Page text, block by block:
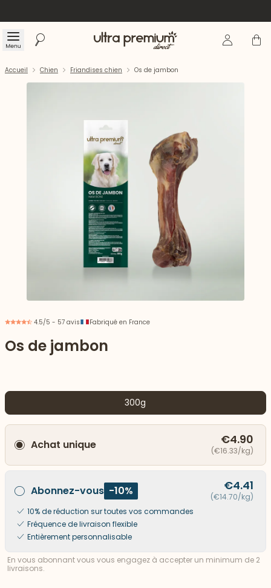
Menu Rechercher Accueil Se Panier
vers le bas
Accueil Chien Friandises chien Os de jambon
4.5/5 - 57 avis Fabriqué en France
Os de jambon
300g
Achat unique €4.90
(€16.33/kg)
Abonnez-vous -10% €4.41
(€14.70/kg)
10% de réduction sur toutes vos commandes
Fréquence de livraison flexible
Entièrement personnalisable
En vous abonnant vous vous engagez à accepter un minimum de 2
livraisons.